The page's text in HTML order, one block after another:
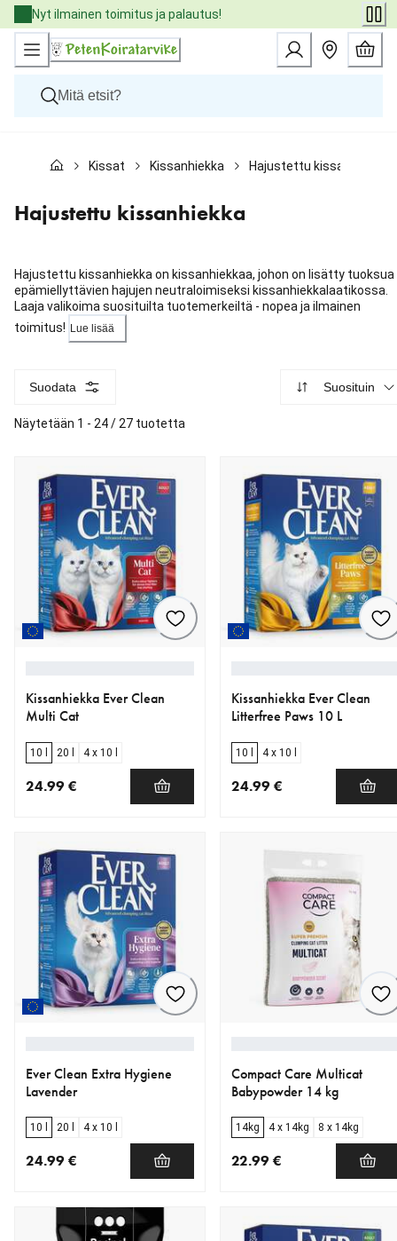
Skip
to
Content
Nyt ilmainen toimitus ja palautus!
Kissat
Eläinlääkäriruoat
Tuotemerkit
Palvelut
Kissat Kissanhiekka Hajustettu kissanhiekka
Hajustettu kissanhiekka
Hajustettu kissanhiekka on kissanhiekkaa, johon on lisätty tuoksua
epämiellyttävien hajujen neutraloimiseksi kissanhiekkalaatikossa.
Laaja valikoima suosituilta tuotemerkeiltä - nopea ja ilmainen
toimitus! Lue lisää
Suodata Suosituin
Näytetään 1 - 24 / 27 tuotetta
Kissanhiekka Ever Clean
Multi Cat
10 l 20 l 4 x 10 l
24.99 €
Kissanhiekka Ever Clean
Litterfree Paws 10 L
10 l 4 x 10 l
24.99 €
Ever Clean Extra Hygiene
Lavender
10 l 20 l 4 x 10 l
24.99 €
Compact Care Multicat
Babypowder 14 kg
14kg 4 x 14kg 8 x 14kg
22.99 €